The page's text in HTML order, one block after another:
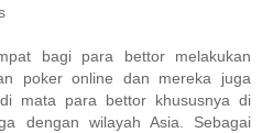
bagi para bettor melakukan
poker online dan mereka juga
mata para bettor khususnya di
dengan wilayah Asia. Sebagai